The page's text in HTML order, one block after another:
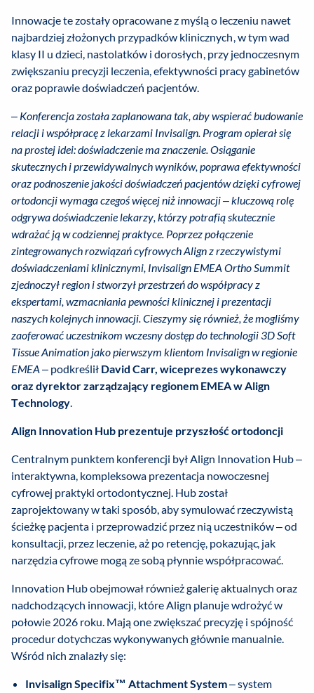
Innowacje te zostały opracowane z myślą o leczeniu nawet
najbardziej złożonych przypadków klinicznych, w tym wad
klasy II u dzieci, nastolatków i dorosłych, przy jednoczesnym
zwiększaniu precyzji leczenia, efektywności pracy gabinetów
oraz poprawie doświadczeń pacjentów.
– Konferencja została zaplanowana tak, aby wspierać budowanie
relacji i współpracę z lekarzami Invisalign. Program opierał się
na prostej idei: doświadczenie ma znaczenie. Osiąganie
skutecznych i przewidywalnych wyników, poprawa efektywności
oraz podnoszenie jakości doświadczeń pacjentów dzięki cyfrowej
ortodoncji wymaga czegoś więcej niż innowacji – kluczową rolę
odgrywa doświadczenie lekarzy, którzy potrafią skutecznie
wdrażać ją w codziennej praktyce. Poprzez połączenie
zintegrowanych rozwiązań cyfrowych Align z rzeczywistymi
doświadczeniami klinicznymi, Invisalign EMEA Ortho Summit
zjednoczył region i stworzył przestrzeń do współpracy z
ekspertami, wzmacniania pewności klinicznej i prezentacji
naszych kolejnych innowacji. Cieszymy się również, że mogliśmy
zaoferować uczestnikom wczesny dostęp do technologii 3D Soft
Tissue Animation jako pierwszym klientom Invisalign w regionie
EMEA – podkreślił David Carr, wiceprezes wykonawczy
oraz dyrektor zarządzający regionem EMEA w Align
Technology.
Align Innovation Hub prezentuje przyszłość ortodoncji
Centralnym punktem konferencji był Align Innovation Hub –
interaktywna, kompleksowa prezentacja nowoczesnej
cyfrowej praktyki ortodontycznej. Hub został
zaprojektowany w taki sposób, aby symulować rzeczywistą
ścieżkę pacjenta i przeprowadzić przez nią uczestników – od
konsultacji, przez leczenie, aż po retencję, pokazując, jak
narzędzia cyfrowe mogą ze sobą płynnie współpracować.
Innovation Hub obejmował również galerię aktualnych oraz
nadchodzących innowacji, które Align planuje wdrożyć w
połowie 2026 roku. Mają one zwiększać precyzję i spójność
procedur dotychczas wykonywanych głównie manualnie.
Wśród nich znalazły się:
Invisalign Specifix™ Attachment System– system